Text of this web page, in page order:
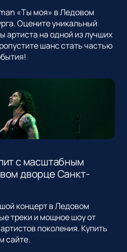
«Ты моя» в Ледовом
Оцените уникальный
артиста на одной из лучших
шанс стать частью
с масштабным
дворце Санкт-
концерт в Ледовом
треки и мощное шоу от
поколения. Купить
сайте.